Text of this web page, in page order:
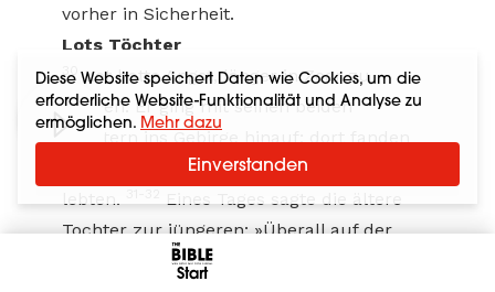
Start
vorher in Sicherheit.
Lots Töchter
Lot hatte Angst, länger in Zoar zu
bleiben. Er ging mit seinen beiden
Töchtern ins Gebirge hinauf; dort fanden
sie eine Höhle, in der sie von nun an
lebten.
Eines Tages sagte die ältere
Tochter zur jüngeren: »Überall auf der
Welt wird geheiratet – nur hier gibt es weit
Diese Website speichert Daten wie Cookies, um die
erforderliche Website-Funktionalität und Analyse zu
ermöglichen. Mehr dazu
Einverstanden